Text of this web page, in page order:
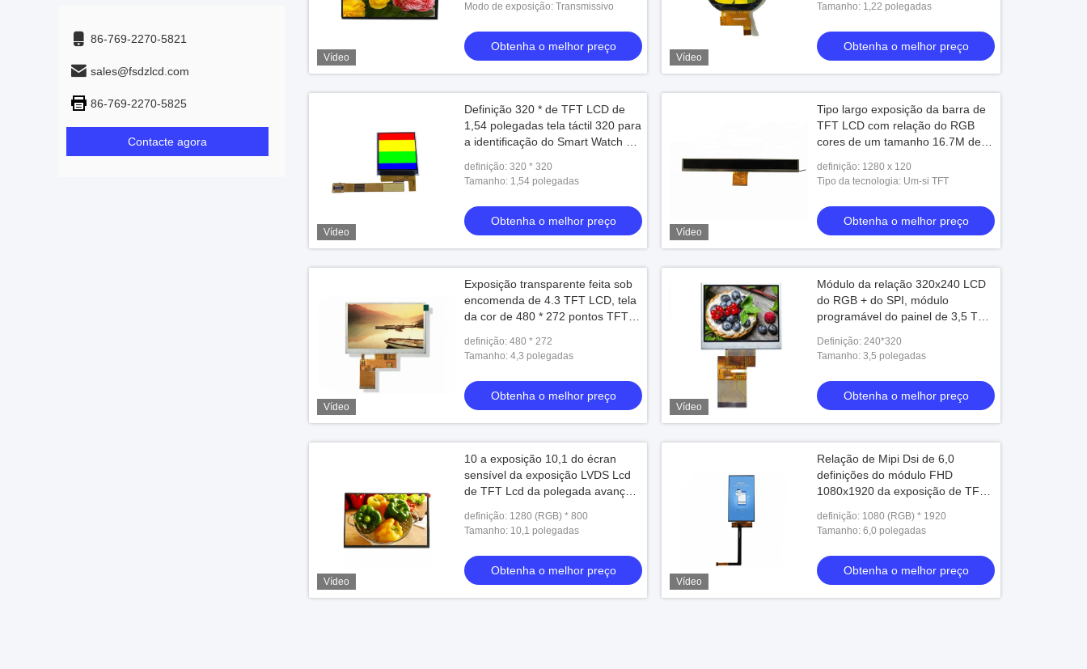
86-769-2270-5821
sales@fsdzlcd.com
86-769-2270-5825
Contacte agora
Vídeo
Modo de exposição: Transmissivo
Obtenha o melhor preço
Vídeo
Tamanho: 1,22 polegadas
Obtenha o melhor preço
Vídeo
Definição 320 * de TFT LCD de
1,54 polegadas tela táctil 320 para
a identificação do Smart Watch e
definição: 320 * 320
Tamanho: 1,54 polegadas
Obtenha o melhor preço
Vídeo
Tipo largo exposição da barra de
TFT LCD com relação do RGB
cores de um tamanho 16.7M de
definição: 1280 x 120
Tipo da tecnologia: Um-si TFT
Obtenha o melhor preço
Vídeo
Exposição transparente feita sob
encomenda de 4.3 TFT LCD, tela
da cor de 480 * 272 pontos TFT
definição: 480 * 272
Tamanho: 4,3 polegadas
Obtenha o melhor preço
Vídeo
Módulo da relação 320x240 LCD
do RGB + do SPI, módulo
programável do painel de 3,5 TFT
Definição: 240*320
Tamanho: 3,5 polegadas
Obtenha o melhor preço
Vídeo
10 a exposição 10,1 do écran
sensível da exposição LVDS Lcd
de TFT Lcd da polegada avança
1280 x 800
definição: 1280 (RGB) * 800
Tamanho: 10,1 polegadas
Obtenha o melhor preço
Vídeo
Relação de Mipi Dsi de 6,0
definições do módulo FHD
1080x1920 da exposição de TFT
definição: 1080 (RGB) * 1920
Tamanho: 6,0 polegadas
Obtenha o melhor preço